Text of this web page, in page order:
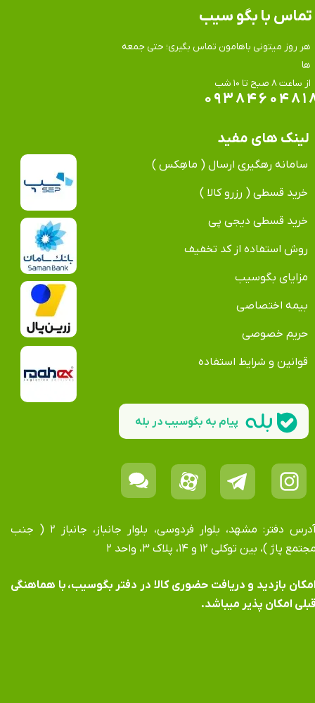
هر روز میتونی باهامون تماس بگیری؛ حتی جمعه
ها
​​​​​​​از ساعت ۸ صبح تا ۱۰ شب
تماس​​​​​​​ با بگو سیب
لینک های مفید
سامانه رهگیری ارسال ( ماهِکس )
خرید قسطی ( رزرو کالا )
خرید قسطی دیجی پی
روش استفاده از کد تخفیف
مزایای بگوسیب
بیمه اختصاصی
حریم خصوصی
قوانین و شرایط استفاده
آدرس دفتر: مشهد، بلوار فردوسی، بلوار جانباز، جانباز ۲ ( جنب
پاژ )، بین توکلی ۱۲ و ۱۴، پلاک ۳، واحد ۲
بازدید و دریافت حضوری کالا در دفتر بگوسیب، با هماهنگی
امکان پذیر میباشد.
پیام به بگوسیب در بله